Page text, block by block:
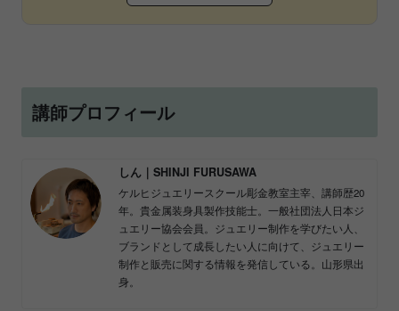
講師プロフィール
しん｜SHINJI FURUSAWA
ケルヒジュエリースクール彫金教室主宰、講師歴20
年。貴金属装身具製作技能士。一般社団法人日本ジ
ュエリー協会会員。ジュエリー制作を学びたい人、
ブランドとして成長したい人に向けて、ジュエリー
制作と販売に関する情報を発信している。山形県出
身。